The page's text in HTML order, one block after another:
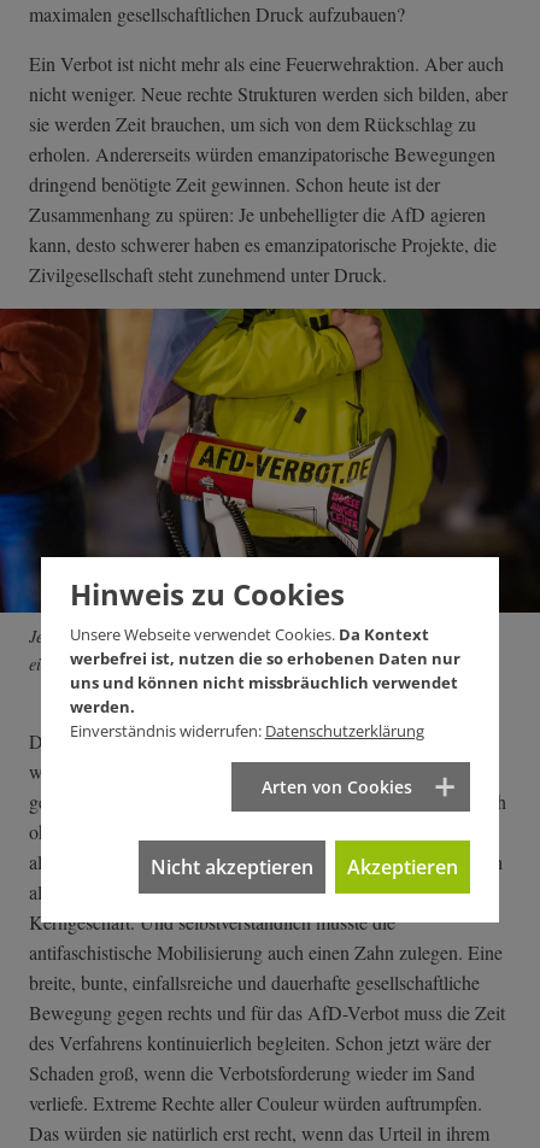
maximalen gesellschaftlichen Druck aufzubauen?
Ein Verbot ist nicht mehr als eine Feuerwehraktion. Aber auch
nicht weniger. Neue rechte Strukturen werden sich bilden, aber
sie werden Zeit brauchen, um sich von dem Rückschlag zu
erholen. Andererseits würden emanzipatorische Bewegungen
dringend benötigte Zeit gewinnen. Schon heute ist der
Zusammenhang zu spüren: Je unbehelligter die AfD agieren
kann, desto schwerer haben es emanzipatorische Projekte, die
Zivilgesellschaft steht zunehmend unter Druck.
Je stärker der gesellschaftliche Druck, desto höher die Chancen für
ein AfD-Verbot, argumentiert unser Autor.
Die Zeit zwischen einem Verbotsantrag und einem Urteil –
wahrscheinlich mehrere Jahre – wäre eine Zeit verschärfter
gesellschaftlicher Auseinandersetzungen. Aber die stehen auch
ohne Verbotsantrag bevor. Selbstverständlich würde die AfD
alle Hebel der Stimmungsmache in Bewegung setzen und sich
als Opfer inszenieren. Aber das gehört sowieso zu ihrem
Kerngeschäft. Und selbstverständlich müsste die
antifaschistische Mobilisierung auch einen Zahn zulegen. Eine
breite, bunte, einfallsreiche und dauerhafte gesellschaftliche
Bewegung gegen rechts und für das AfD-Verbot muss die Zeit
des Verfahrens kontinuierlich begleiten. Schon jetzt wäre der
Schaden groß, wenn die Verbotsforderung wieder im Sand
verliefe. Extreme Rechte aller Couleur würden auftrumpfen.
Das würden sie natürlich erst recht, wenn das Urteil in ihrem
Hinweis zu Cookies
Unsere Webseite verwendet Cookies. Da Kontext
werbefrei ist, nutzen die so erhobenen Daten nur
uns und können nicht missbräuchlich verwendet
werden.
Einverständnis widerrufen: Datenschutzerklärung
Arten von Cookies
Nicht akzeptieren Akzeptieren